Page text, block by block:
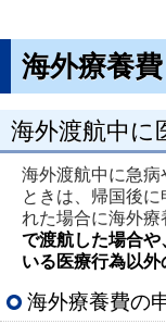
海外療養費
海外渡航中に
海外渡航中に急病
ときは、帰国後
れた場合に海外療
で渡航した場合
いる医療行為以
海外療養費の